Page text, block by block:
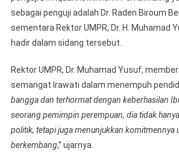
sebagai penguji adalah Dr. Raden Biroum
sementara Rektor UMPR, Dr. H. Muhamad
hadir dalam sidang tersebut.
Rektor UMPR, Dr. Muhamad Yusuf,
semangat Irawati dalam menempuh
bangga dan terhormat dengan keberhasilan
seorang pemimpin perempuan, dia tidak
politik, tetapi juga menunjukkan komitmennya
berkembang,” ujarnya.